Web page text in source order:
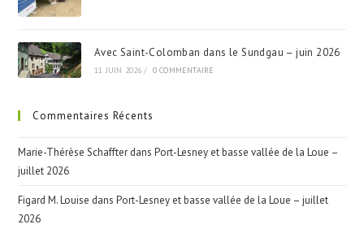
Avec Saint-Colomban dans le Sundgau – juin 2026
11 JUIN 2026 / 0 COMMENTAIRE
Commentaires Récents
Marie-Thérèse Schaffter dansPort-Lesney et basse vallée de la Loue –
juillet 2026
Figard M. Louise dansPort-Lesney et basse vallée de la Loue – juillet
2026